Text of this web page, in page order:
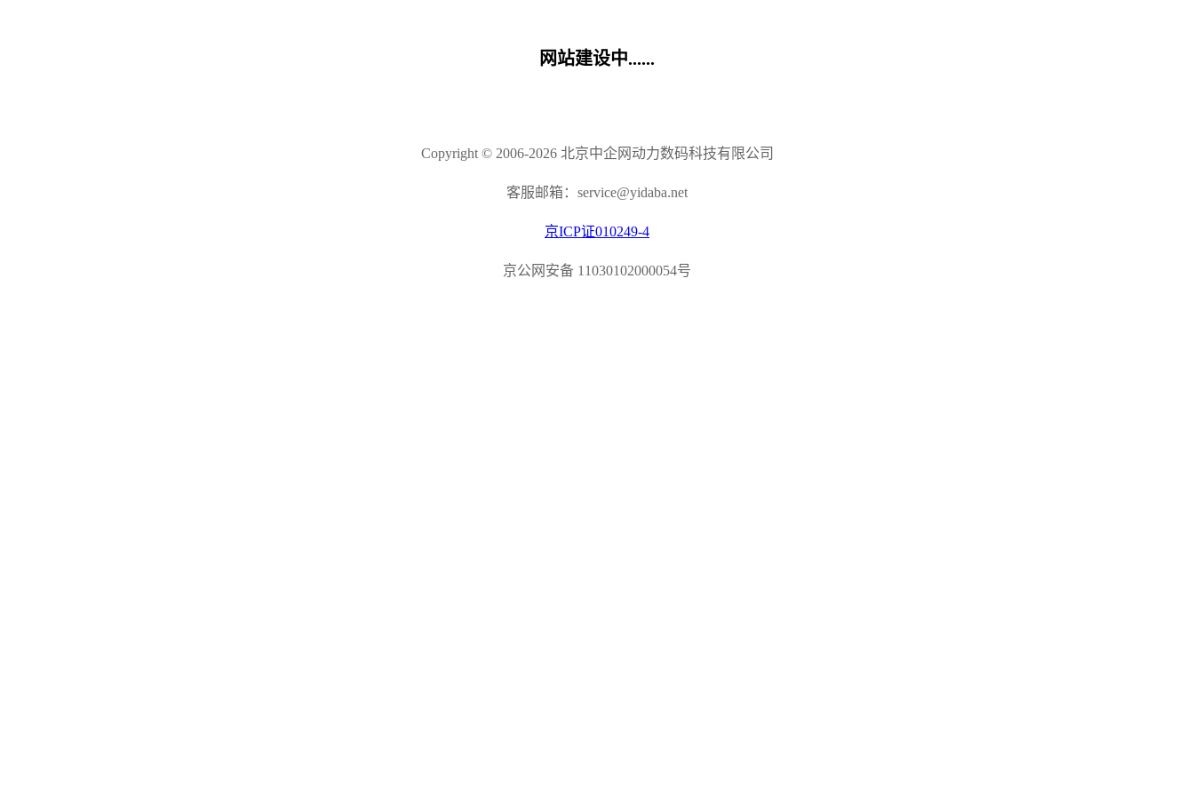
网站建设中......
Copyright © 2006-2026 北京中企网动力数码科技有限公司
客服邮箱：service@yidaba.net
京ICP证010249-4
京公网安备 11030102000054号